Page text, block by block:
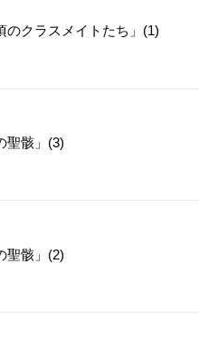
のクラスメイトたち」(1)
聖骸」(3)
聖骸」(2)